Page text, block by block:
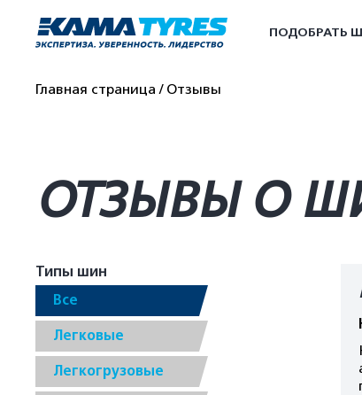
ПОДОБРАТЬ
Главная страница Отзывы
ОТЗЫВЫ О
Типы шин
Все
Легковые
Легкогрузовые